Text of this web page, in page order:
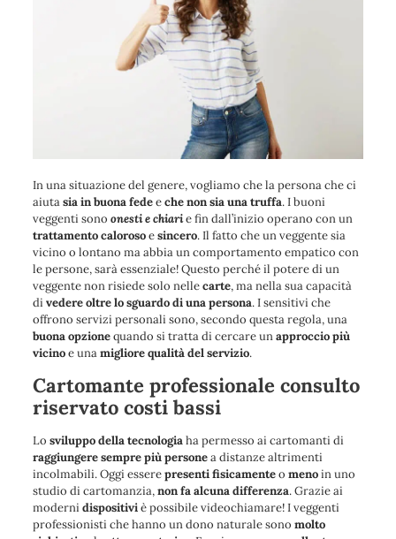
In una situazione del genere, vogliamo che la persona che ci
aiutasia in buona fedeeche non sia una truffa. I buoni
veggenti sono onesti e chiarie fin dall’inizio operano con un
trattamento calorosoesincero. Il fatto che un veggente sia
vicino o lontano ma abbia un comportamento empatico con
le persone, sarà essenziale! Questo perché il potere di un
veggente non risiede solo nellecarte, ma nella sua capacità
divedere oltre lo sguardo di una persona. I sensitivi che
offrono servizi personali sono, secondo questa regola, una
buona opzionequando si tratta di cercare unapproccio più
vicinoe unamigliore qualità del servizio.
Cartomante professionale consulto
riservato costi bassi
Lo sviluppo della tecnologiaha permesso ai cartomanti di
raggiungere sempre più personea distanze altrimenti
incolmabili. Oggi esserepresenti fisicamenteo menoin uno
studio di cartomanzia,non fa alcuna differenza. Grazie ai
modernidispositiviè possibile videochiamare! I veggenti
professionisti che hanno un dono naturale sono molto